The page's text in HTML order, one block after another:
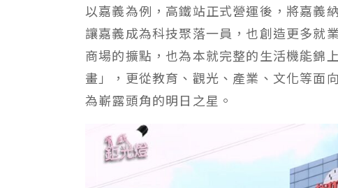
以嘉義為例，高鐵站正式營運後，將嘉義
讓嘉義成為科技聚落一員，也創造更多就
商場的擴點，也為本就完整的生活機能錦
畫」，更從教育、觀光、產業、文化等面
為嶄露頭角的明日之星。